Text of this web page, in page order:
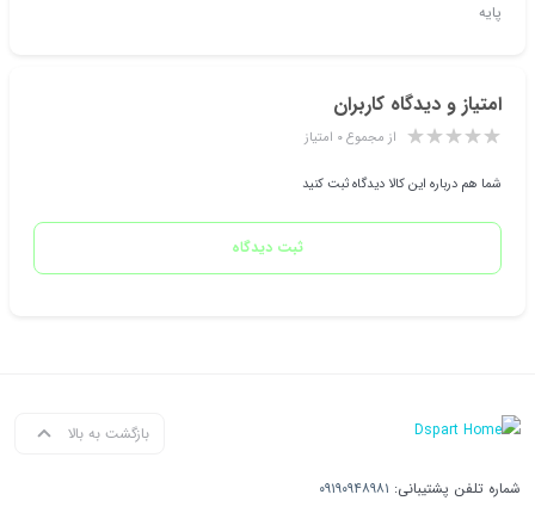
پایه
امتیاز و دیدگاه کاربران
از مجموع ۰ امتیاز
شما هم درباره این کالا دیدگاه ثبت کنید
ثبت دیدگاه
بازگشت به بالا
شماره تلفن پشتیبانی: ۰۹۱۹۰۹۴۸۹۸۱